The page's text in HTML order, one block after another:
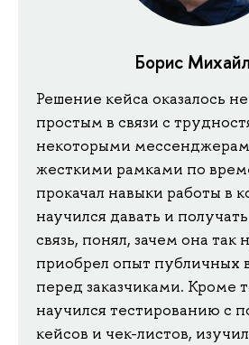
Борис
Решение кейса оказалось
простым в связи с
некоторыми
жесткими рамками по
прокачал навыки работы в
научился давать и
связь, понял, зачем она так
приобрел опыт публичных
перед заказчиками. Кроме
научился тестированию с
кейсов и чек-листов,